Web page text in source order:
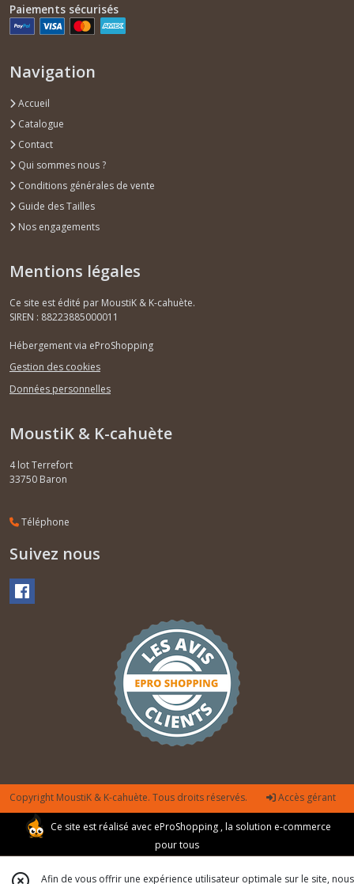
Paiements sécurisés
Navigation
Accueil
Catalogue
Contact
Qui sommes nous ?
Conditions générales de vente
Guide des Tailles
Nos engagements
Mentions légales
Ce site est édité par MoustiK & K-cahuète.
SIREN : 88223885000011
Hébergement via eProShopping
Gestion des cookies
Données personnelles
MoustiK & K-cahuète
4 lot Terrefort
33750 Baron
Téléphone
Suivez nous
Copyright MoustiK & K-cahuète. Tous droits réservés. Accès gérant
Ce site est réalisé avec eProShopping , la solution e-commerce
pour tous
Afin de vous offrir une expérience utilisateur optimale sur le site, nous